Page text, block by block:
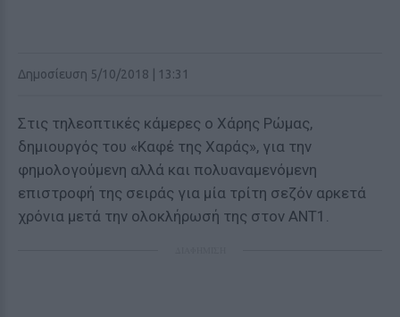
Δημοσίευση 5/10/2018 | 13:31
Στις τηλεοπτικές κάμερες ο Χάρης Ρώμας,
δημιουργός του «Καφέ της Χαράς», για την
φημολογούμενη αλλά και πολυαναμενόμενη
επιστροφή της σειράς για μία τρίτη σεζόν αρκετά
χρόνια μετά την ολοκλήρωσή της στον ΑΝΤ1.